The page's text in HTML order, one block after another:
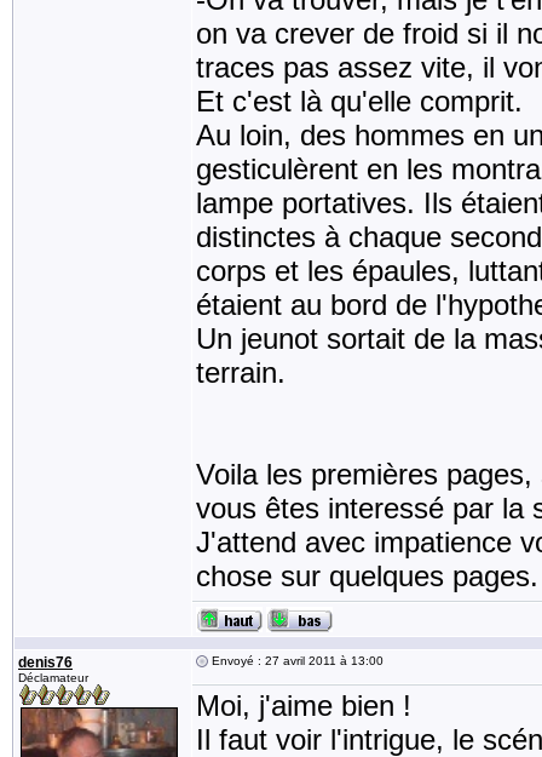
on va crever de froid si il
traces pas assez vite, il
Et c'est là qu'elle comprit.
Au loin, des hommes en
gesticulèrent en les
lampe portatives. Ils
distinctes à chaque
corps et les épaules,
étaient au bord de
Un jeunot sortait de la
terrain.
Voila les premières
vous êtes interessé par la
J'attend avec impatience
chose sur quelques
denis76
Déclamateur
Envoyé : 27 avril 2011 à 13:00
Moi, j'aime bien !
Il faut voir l'intrigue, le